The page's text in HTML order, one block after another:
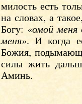
милость есть
на словах, а
Богу: «омой меня
меня». И когда
Божия,
силы жить
Аминь.